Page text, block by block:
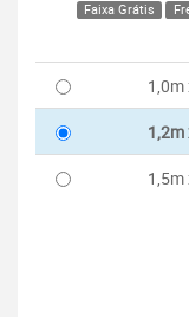
Faixa Grátis
1,0m
1,2m
1,5m